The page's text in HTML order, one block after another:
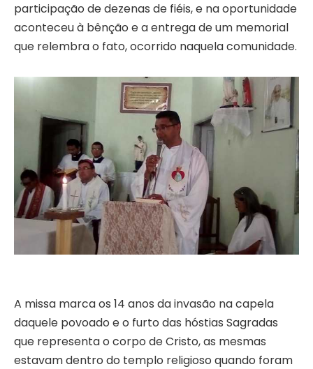
participação de dezenas de fiéis, e na oportunidade
aconteceu à bênção e a entrega de um memorial
que relembra o fato, ocorrido naquela comunidade.
A missa marca os 14 anos da invasão na capela
daquele povoado e o furto das hóstias Sagradas
que representa o corpo de Cristo, as mesmas
estavam dentro do templo religioso quando foram